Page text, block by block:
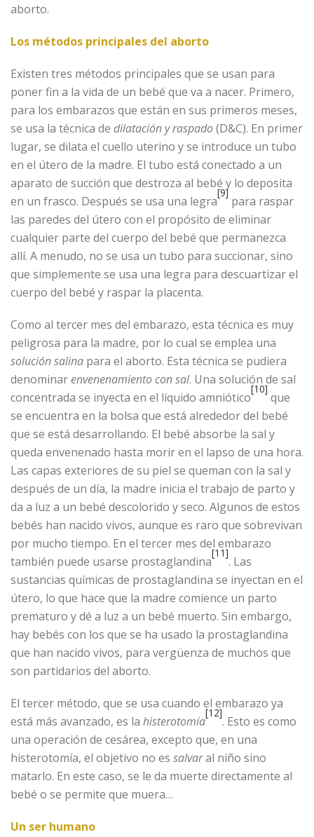
aborto.
Los métodos principales del aborto
Existen tres métodos principales que se usan para
poner fin a la vida de un bebé que va a nacer. Primero,
para los embarazos que están en sus primeros meses,
se usa la técnica de dilatación y raspado(D&C). En primer
lugar, se dilata el cuello uterino y se introduce un tubo
en el útero de la madre. El tubo está conectado a un
aparato de succión que destroza al bebé y lo deposita
en un frasco. Después se usa una legra
[9]
para raspar
las paredes del útero con el propósito de eliminar
cualquier parte del cuerpo del bebé que permanezca
allí. A menudo, no se usa un tubo para succionar, sino
que simplemente se usa una legra para descuartizar el
cuerpo del bebé y raspar la placenta.
Como al tercer mes del embarazo, esta técnica es muy
peligrosa para la madre, por lo cual se emplea una
solución salina para el aborto. Esta técnica se pudiera
denominarenvenenamiento con sal. Una solución de sal
concentrada se inyecta en el líquido amniótico
[10]
que
se encuentra en la bolsa que está alrededor del bebé
que se está desarrollando. El bebé absorbe la sal y
queda envenenado hasta morir en el lapso de una hora.
Las capas exteriores de su piel se queman con la sal y
después de un día, la madre inicia el trabajo de parto y
da a luz a un bebé descolorido y seco. Algunos de estos
bebés han nacido vivos, aunque es raro que sobrevivan
por mucho tiempo. En el tercer mes del embarazo
también puede usarse prostaglandina
[11]
. Las
sustancias químicas de prostaglandina se inyectan en el
útero, lo que hace que la madre comience un parto
prematuro y dé a luz a un bebé muerto. Sin embargo,
hay bebés con los que se ha usado la prostaglandina
que han nacido vivos, para vergüenza de muchos que
son partidarios del aborto.
El tercer método, que se usa cuando el embarazo ya
está más avanzado, es la histerotomía
[12]
. Esto es como
una operación de cesárea, excepto que, en una
histerotomía, el objetivo no es salvaral niño sino
matarlo. En este caso, se le da muerte directamente al
bebé o se permite que muera…
Un ser humano